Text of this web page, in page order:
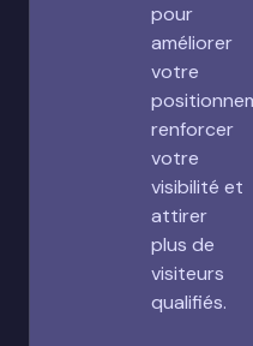
pour
améliorer
votre
renforcer
votre
visibilité et
attirer
plus de
visiteurs
qualifiés.